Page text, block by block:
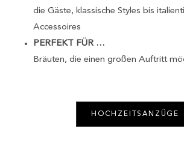
die Gäste, klassische Styles bis
Accessoires
PERFEKT FÜR …
Bräuten, die einen großen Auftritt
HOCHZEITSANZÜGE